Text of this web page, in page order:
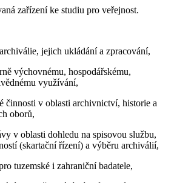
zařízení ke studiu pro veřejnost.
jejich ukládání a zpracování,
výchovnému, hospodářskému,
využívání,
činnosti v oblasti archivnictví, historie a
oborů,
v oblasti dohledu na spisovou službu,
(skartační řízení) a výběru archiválií,
tuzemské i zahraniční badatele,